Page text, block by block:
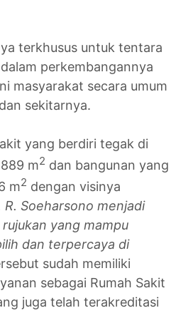
terkhusus untuk tentara
perkembangannya
masyarakat secara umum
sekitarnya.
yang berdiri tegak di
m2 dan bangunan yang
m2 dengan visinya
R. Soeharsono menjadi
yang mampu
dan terpercaya di
sudah memiliki
sebagai Rumah Sakit
juga telah terakreditasi